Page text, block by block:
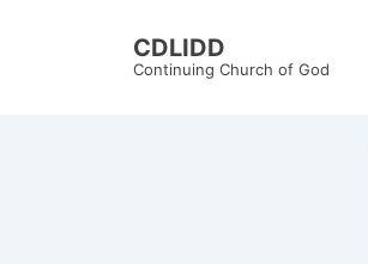
CDLIDD
Continuing Church of God